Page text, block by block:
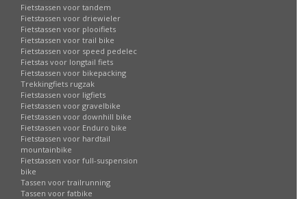
Fietstassen voor tandem
Fietstassen voor driewieler
Fietstassen voor plooifiets
Fietstassen voor trail bike
Fietstassen voor speed pedelec
Fietstas voor longtail fiets
Fietstassen voor bikepacking
Trekkingfiets rugzak
Fietstassen voor ligfiets
Fietstassen voor gravelbike
Fietstassen voor downhill bike
Fietstassen voor Enduro bike
Fietstassen voor hardtail
mountainbike
Fietstassen voor full-suspension
bike
Tassen voor trailrunning
Tassen voor fatbike